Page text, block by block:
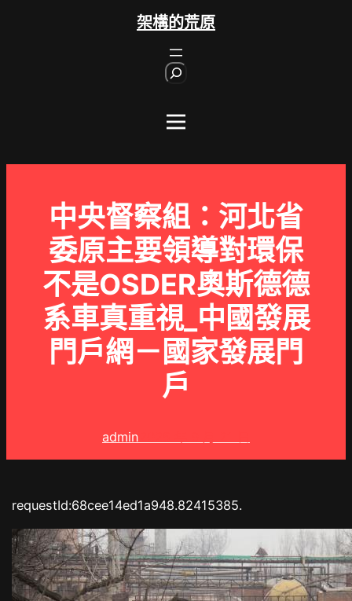
架構的荒原
中央督察組：河北省
委原主要領導對環保
不是OSDER奧斯德德
系車真重視_中國發展
門戶網－國家發展門
戶
admin
requestId:68cee14ed1a948.82415385.